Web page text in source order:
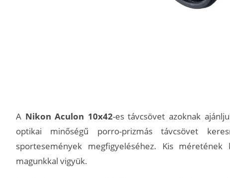
A Nikon Aculon 10x42-es távcsövet azoknak
optikai minőségű porro-prizmás távcsövet
sportesemények megfigyeléséhez. Kis
magunkkal vigyük.